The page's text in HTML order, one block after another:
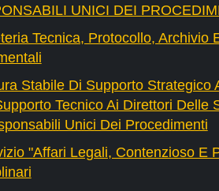
UNICI DEI
Tecnica, Protocollo, Archivio
Stabile Di Supporto Strategico
Tecnico Ai Direttori Delle
Unici Dei Procedimenti
"Affari Legali, Contenzioso E